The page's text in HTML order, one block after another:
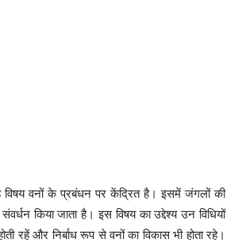
वनों के प्रबंधन पर केंद्रित है। इसमें जंगलों की
किया जाता है। इस विषय का उद्देश्य उन विधियों
रहें और निर्बाध रूप से वनों का विकास भी होता रहे।